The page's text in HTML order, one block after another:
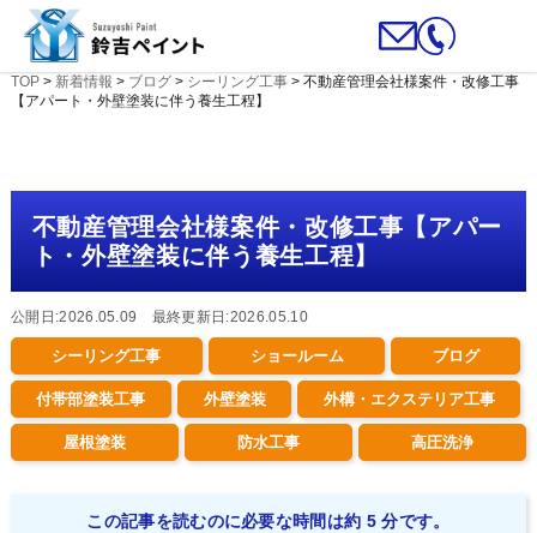
TOP> 新着情報 > ブログ> シーリング工事> 不動産管理会社様案件・改修工事
【アパート・外壁塗装に伴う養生工程】
不動産管理会社様案件・改修工事【アパー
ト・外壁塗装に伴う養生工程】
公開日:2026.05.09 最終更新日:2026.05.10
シーリング工事 ショールーム ブログ
付帯部塗装工事 外壁塗装 外構・エクステリア工事
屋根塗装 防水工事 高圧洗浄
この記事を読むのに必要な時間は約 5 分です。